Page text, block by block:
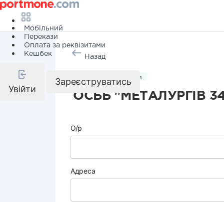
Мобільний
Перекази
Оплата за реквізитами
Кешбек
Увійти
Зареєструватись
Назад
Комунальні послуги
ОСББ "МЕТАЛУРГІВ
О/р
Адреса